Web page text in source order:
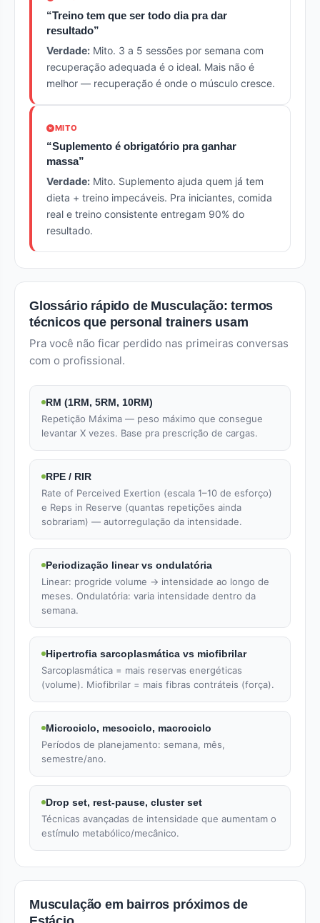
“Treino tem que ser todo dia pra dar
resultado”
Verdade: Mito. 3 a 5 sessões por semana com
recuperação adequada é o ideal. Mais não é
melhor — recuperação é onde o músculo cresce.
MITO
“Suplemento é obrigatório pra ganhar
massa”
Verdade: Mito. Suplemento ajuda quem já tem
dieta + treino impecáveis. Pra iniciantes, comida
real e treino consistente entregam 90% do
resultado.
Glossário rápido de Musculação: termos
técnicos que personal trainers usam
Pra você não ficar perdido nas primeiras conversas
com o profissional.
RM (1RM, 5RM, 10RM)
Repetição Máxima — peso máximo que consegue
levantar X vezes. Base pra prescrição de cargas.
RPE / RIR
Rate of Perceived Exertion (escala 1–10 de esforço)
e Reps in Reserve (quantas repetições ainda
sobrariam) — autorregulação da intensidade.
Periodização linear vs ondulatória
Linear: progride volume → intensidade ao longo de
meses. Ondulatória: varia intensidade dentro da
semana.
Hipertrofia sarcoplasmática vs miofibrilar
Sarcoplasmática = mais reservas energéticas
(volume). Miofibrilar = mais fibras contráteis (força).
Microciclo, mesociclo, macrociclo
Períodos de planejamento: semana, mês,
semestre/ano.
Drop set, rest-pause, cluster set
Técnicas avançadas de intensidade que aumentam o
estímulo metabólico/mecânico.
Musculação em bairros próximos de